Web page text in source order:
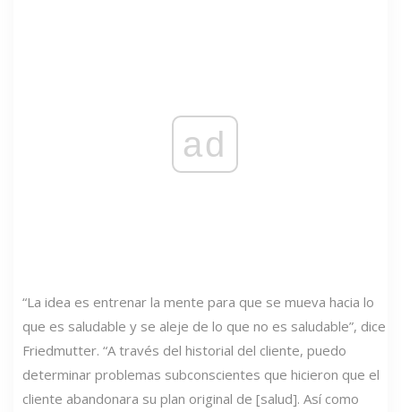
ad
“La idea es entrenar la mente para que se mueva hacia lo
que es saludable y se aleje de lo que no es saludable”, dice
Friedmutter. “A través del historial del cliente, puedo
determinar problemas subconscientes que hicieron que el
cliente abandonara su plan original de [salud]. Así como